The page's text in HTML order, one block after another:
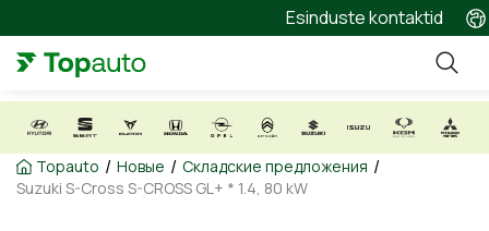
Esinduste kontaktid
Topauto / Новые / Складские предложения /
Suzuki S-Cross S-CROSS GL+ * 1.4, 80 kW